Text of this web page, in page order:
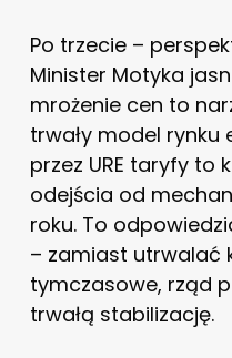
Po trzecie –
Minister Motyka
mrożenie cen to
trwały model rynku
przez URE taryfy to
odejścia od
roku. To
– zamiast utrwalać
tymczasowe, rząd
trwałą stabilizację.